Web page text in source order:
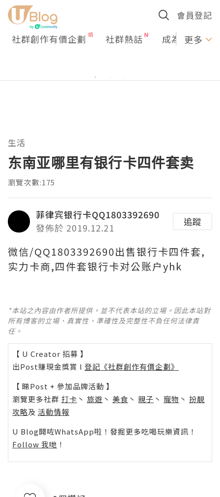
會員登記
社群創作有價企劃 社群熱話 成為U更多
生活
东南亚哪里有银行卡四件套卖
瀏覽次數:175
菲律宾银行卡QQ1803392690
發佈於 2019.12.21
追蹤
微信/QQ1803392690出售银行卡四件套,
实力卡商,四件套银行卡对公账户yhk
*本站之內容由作者所提供，並不代表本站的立場。因此本站對
所有博客的立場、真實性、準確性及完整性不負任何法律責
任。
【 U Creator 招募 】
出Post賺現金獎賞 l 登記《社群創作有價企劃》
【 睇Post + 參加品牌活動 】
瀏覽更多社群 打卡 丶 旅遊 丶 美食 丶 親子 丶 寵物 丶 扮靚
攻略及 活動情報
U Blog開咗WhatsApp啦！發掘更多吃喝玩樂資訊！
Follow 我哋 ！